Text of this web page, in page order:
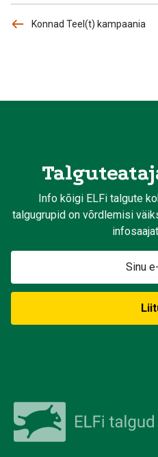
Konnad Teel(t) kampaania
Info kõigi ELFi talgute
talgugrupid on võrdlemisi